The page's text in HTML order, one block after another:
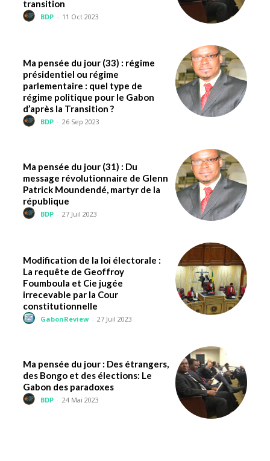
transition
BDP - 11 Oct 2023
Ma pensée du jour (33) : régime
présidentiel ou régime
parlementaire : quel type de
régime politique pour le Gabon
d’après la Transition ?
BDP - 26 Sep 2023
Ma pensée du jour (31) : Du
message révolutionnaire de Glenn
Patrick Moundendé, martyr de la
république
BDP - 27 Juil 2023
Modification de la loi électorale :
La requête de Geoffroy
Foumboula et Cie jugée
irrecevable par la Cour
constitutionnelle
GabonReview - 27 Juil 2023
Ma pensée du jour : Des étrangers,
des Bongo et des élections: Le
Gabon des paradoxes
BDP - 24 Mai 2023